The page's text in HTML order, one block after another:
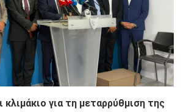
κλιμάκιο για τη μεταρρύθμιση της